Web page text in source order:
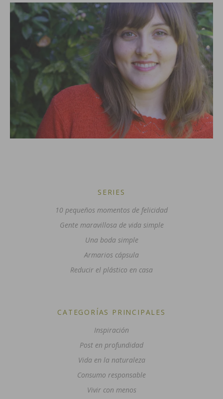
SERIES
10 pequeños momentos de felicidad
Gente maravillosa de vida simple
Una boda simple
Armarios cápsula
Reducir el plástico en casa
CATEGORÍAS PRINCIPALES
Inspiración
Post en profundidad
Vida en la naturaleza
Consumo responsable
Vivir con menos